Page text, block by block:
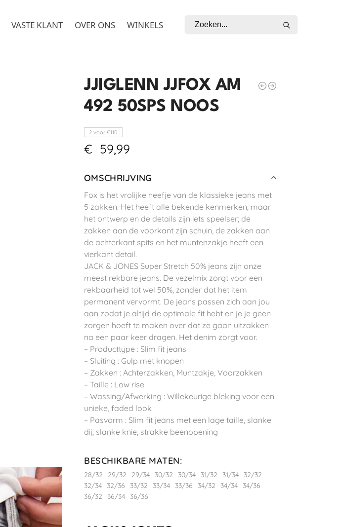
VASTE KLANT OVER ONS WINKELS
JJIGLENN JJFOX AM
492 50SPS NOOS
2 voor €110
€ 59,99
OMSCHRIJVING
Fox is het vrolijke neefje van de klassieke jeans met
5 zakken. Het heeft alle bekende kenmerken, maar
het ontwerp en de details zijn iets speelser; de
zakken aan de voorkant zijn schuin, de zakken aan
de achterkant spits en het muntenzakje heeft een
vierkant detail.
JACK & JONES Super Stretch 50% jeans zijn onze
meest rekbare jeans. De vezelmix zorgt voor een
rekbaarheid tot wel 50%, zonder dat het item
permanent vervormt. De jeans passen zich aan jou
aan zodat je altijd de optimale fit hebt en je je geen
zorgen hoeft te maken over dat ze gaan uitzakken
na een paar keer dragen. Het denim zorgt voor.
– Producttype : Slim fit jeans
– Sluiting : Gulp met knopen
– Zakken : Achterzakken, Muntzakje, Voorzakken
– Taille : Low rise
– Wassing/Afwerking : Willekeurige bleking voor een
unieke, faded look
– Pasvorm : Slim fit jeans met een lage taille, slanke
dij, slanke knie, strakke beenopening
BESCHIKBARE MATEN:
28/32 29/32 29/34 30/32 30/34 31/32 31/34
32/32
32/34
32/36 33/32 33/34 33/36 34/32 34/34
34/36
36/32
36/34 36/36